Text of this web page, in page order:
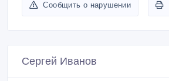
Сообщить о нарушении
Сергей Иванов